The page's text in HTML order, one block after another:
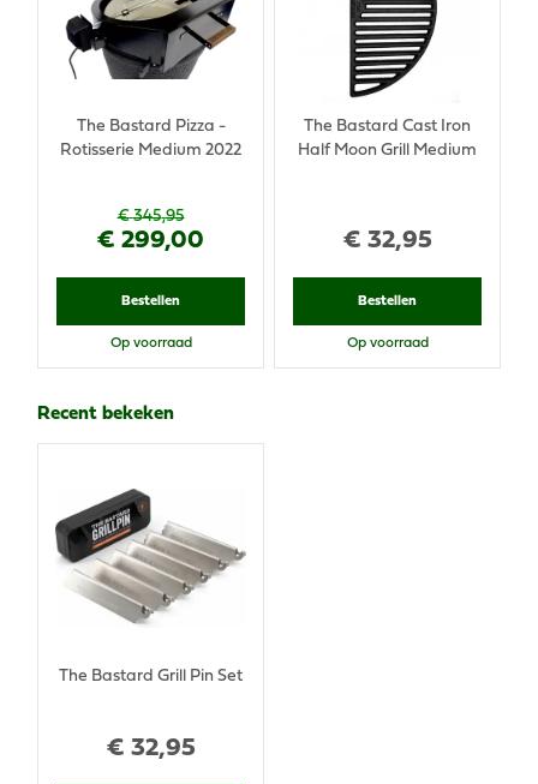
€ 345,95
€ 299,00
The Bastard Pizza -
Rotisserie Medium 2022
Bestellen
Op voorraad
€ 32,95
The Bastard Cast Iron
Half Moon Grill Medium
Bestellen
Op voorraad
Recent bekeken
€ 32,95
The Bastard Grill Pin Set